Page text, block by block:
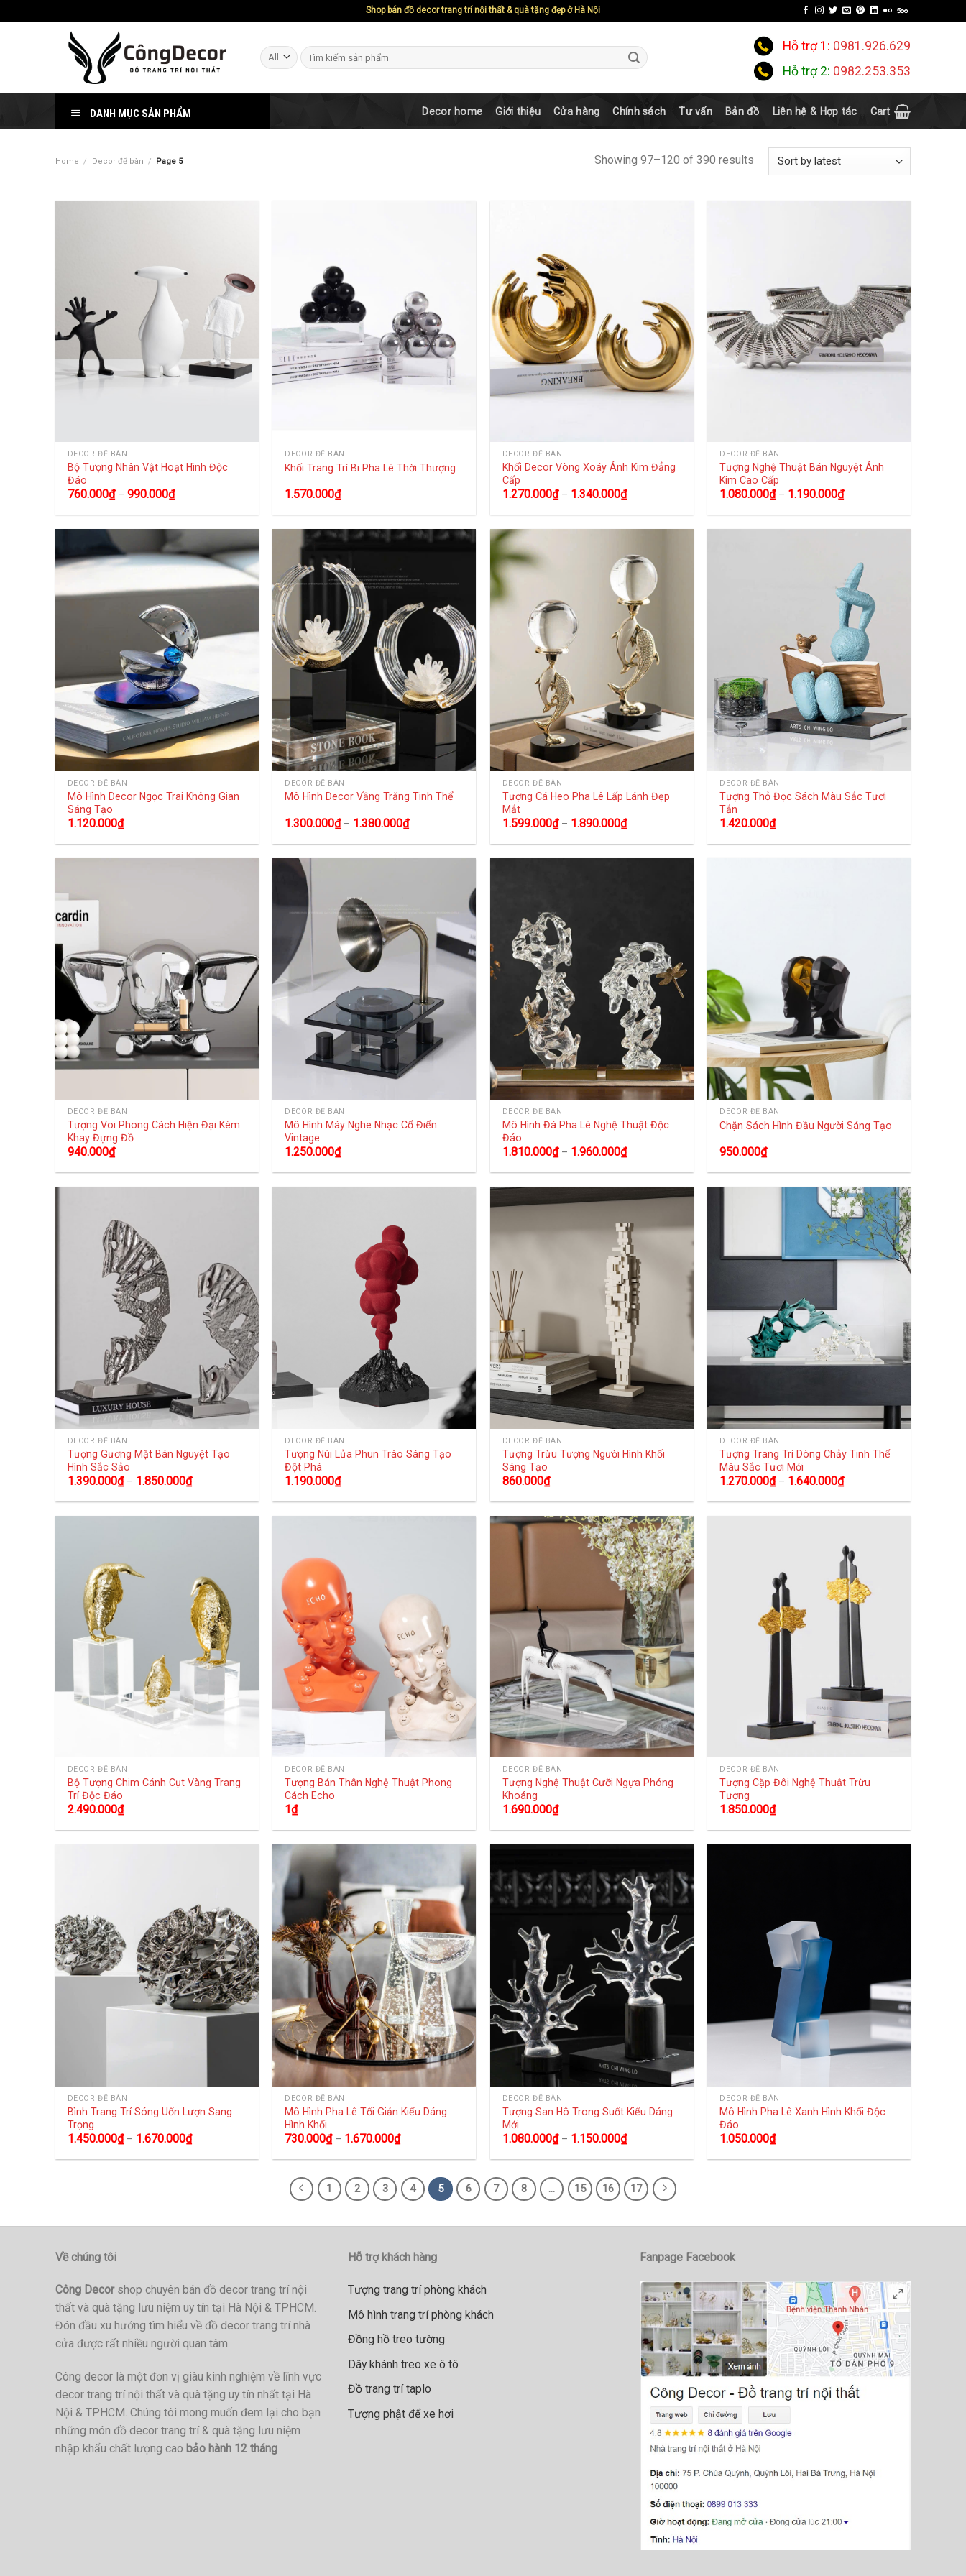
Shop bán đồ decor trang trí nội thất & quà tặng đẹp ở Hà Nội
Search
for:
Hỗ trợ 1: 0981.926.629
Hỗ trợ 2: 0982.253.353
DANH MỤC SẢN PHẨM Decor home Giới thiệu Cửa hàng Chính sách Tư vấn Bản đồ Liên hệ & Hợp tác Cart
Home / Decor để bàn / Page 5 Showing 97–120 of 390 results
DECOR ĐỂ BÀN
Bộ Tượng Nhân Vật Hoạt Hình Độc
Đáo
760.000₫– 990.000₫
DECOR ĐỂ BÀN
Khối Trang Trí Bi Pha Lê Thời Thượng
1.570.000₫
DECOR ĐỂ BÀN
Khối Decor Vòng Xoáy Ánh Kim Đẳng
Cấp
1.270.000₫– 1.340.000₫
DECOR ĐỂ BÀN
Tượng Nghệ Thuật Bán Nguyệt Ánh
Kim Cao Cấp
1.080.000₫– 1.190.000₫
DECOR ĐỂ BÀN
Mô Hình Decor Ngọc Trai Không Gian
Sáng Tạo
1.120.000₫
DECOR ĐỂ BÀN
Mô Hình Decor Vầng Trăng Tinh Thể
1.300.000₫– 1.380.000₫
DECOR ĐỂ BÀN
Tượng Cá Heo Pha Lê Lấp Lánh Đẹp
Mắt
1.599.000₫– 1.890.000₫
DECOR ĐỂ BÀN
Tượng Thỏ Đọc Sách Màu Sắc Tươi
Tắn
1.420.000₫
DECOR ĐỂ BÀN
Tượng Voi Phong Cách Hiện Đại Kèm
Khay Đựng Đồ
940.000₫
DECOR ĐỂ BÀN
Mô Hình Máy Nghe Nhạc Cổ Điển
Vintage
1.250.000₫
DECOR ĐỂ BÀN
Mô Hình Đá Pha Lê Nghệ Thuật Độc
Đáo
1.810.000₫– 1.960.000₫
DECOR ĐỂ BÀN
Chặn Sách Hình Đầu Người Sáng Tạo
950.000₫
DECOR ĐỂ BÀN
Tượng Gương Mặt Bán Nguyệt Tạo
Hình Sắc Sảo
1.390.000₫– 1.850.000₫
DECOR ĐỂ BÀN
Tượng Núi Lửa Phun Trào Sáng Tạo
Đột Phá
1.190.000₫
DECOR ĐỂ BÀN
Tượng Trừu Tượng Người Hình Khối
Sáng Tạo
860.000₫
DECOR ĐỂ BÀN
Tượng Trang Trí Dòng Chảy Tinh Thể
Màu Sắc Tươi Mới
1.270.000₫– 1.640.000₫
DECOR ĐỂ BÀN
Bộ Tượng Chim Cánh Cụt Vàng Trang
Trí Độc Đáo
2.490.000₫
DECOR ĐỂ BÀN
Tượng Bán Thân Nghệ Thuật Phong
Cách Echo
1₫
DECOR ĐỂ BÀN
Tượng Nghệ Thuật Cưỡi Ngựa Phóng
Khoáng
1.690.000₫
DECOR ĐỂ BÀN
Tượng Cặp Đôi Nghệ Thuật Trừu
Tượng
1.850.000₫
DECOR ĐỂ BÀN
Bình Trang Trí Sóng Uốn Lượn Sang
Trọng
1.450.000₫– 1.670.000₫
DECOR ĐỂ BÀN
Mô Hình Pha Lê Tối Giản Kiểu Dáng
Hình Khối
730.000₫– 1.670.000₫
DECOR ĐỂ BÀN
Tượng San Hô Trong Suốt Kiểu Dáng
Mới
1.080.000₫– 1.150.000₫
DECOR ĐỂ BÀN
Mô Hình Pha Lê Xanh Hình Khối Độc
Đáo
1.050.000₫
1 2 3 4 5 6 7 8 … 15 16 17
Về chúng tôi
Công Decorshop chuyên bán đồ decor trang trí nội
thất và quà tặng lưu niệm uy tín tại Hà Nội & TPHCM.
Đón đầu xu hướng tìm hiểu về đồ decor trang trí nhà
cửa được rất nhiều người quan tâm.
Công decor là một đơn vị giàu kinh nghiệm về lĩnh vực
decor trang trí nội thất và quà tặng uy tín nhất tại Hà
Nội & TPHCM. Chúng tôi mong muốn đem lại cho bạn
những món đồ decor trang trí & quà tặng lưu niệm
nhập khẩu chất lượng cao bảo hành 12 tháng
Hỗ trợ khách hàng
Tượng trang trí phòng khách
Mô hình trang trí phòng khách
Đồng hồ treo tường
Dây khánh treo xe ô tô
Đồ trang trí taplo
Tượng phật để xe hơi
Fanpage Facebook